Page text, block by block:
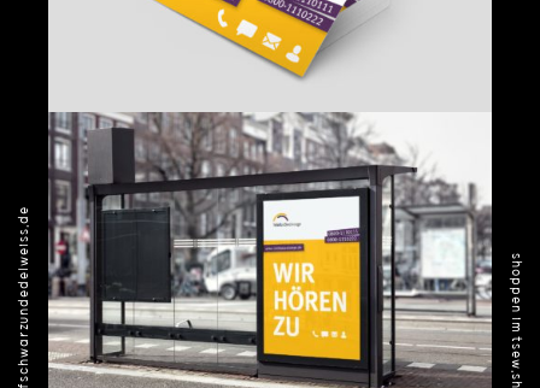
info@tiefschwarzundedelweiss.de shoppen im tsew.shop